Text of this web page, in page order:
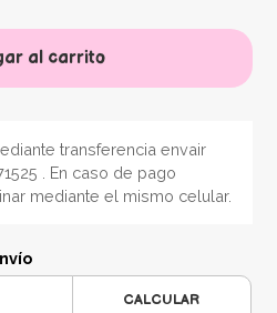
al carrito
transferencia envair
. En caso de pago
mediante el mismo celular.
CALCULAR